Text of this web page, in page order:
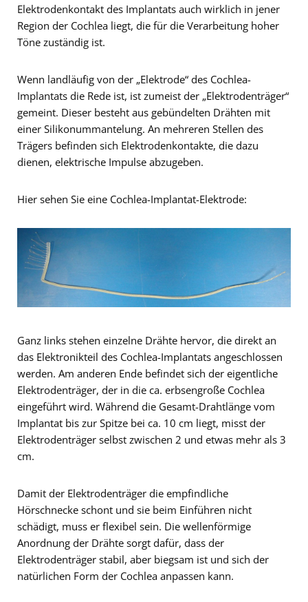
Elektrodenkontakt des Implantats auch wirklich in jener
Region der Cochlea liegt, die für die Verarbeitung hoher
Töne zuständig ist.
Wenn landläufig von der „Elektrode“ des Cochlea-
Implantats die Rede ist, ist zumeist der „Elektrodenträger“
gemeint. Dieser besteht aus gebündelten Drähten mit
einer Silikonummantelung. An mehreren Stellen des
Trägers befinden sich Elektrodenkontakte, die dazu
dienen, elektrische Impulse abzugeben.
Hier sehen Sie eine Cochlea-Implantat-Elektrode:
Ganz links stehen einzelne Drähte hervor, die direkt an
das Elektronikteil des Cochlea-Implantats angeschlossen
werden. Am anderen Ende befindet sich der eigentliche
Elektrodenträger, der in die ca. erbsengroße Cochlea
eingeführt wird. Während die Gesamt-Drahtlänge vom
Implantat bis zur Spitze bei ca. 10 cm liegt, misst der
Elektrodenträger selbst zwischen 2 und etwas mehr als 3
cm.
Damit der Elektrodenträger die empfindliche
Hörschnecke schont und sie beim Einführen nicht
schädigt, muss er flexibel sein. Die wellenförmige
Anordnung der Drähte sorgt dafür, dass der
Elektrodenträger stabil, aber biegsam ist und sich der
natürlichen Form der Cochlea anpassen kann.